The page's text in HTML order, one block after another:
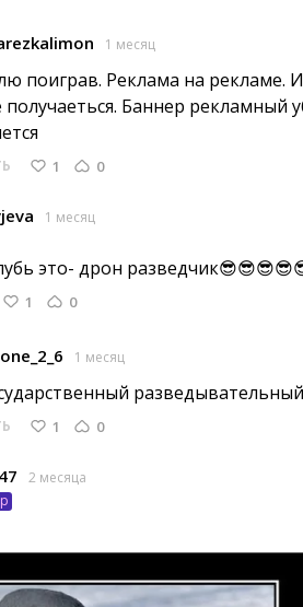
1 месяц
поиграв. Реклама на рекламе.
получаеться. Баннер рекламный
1 0
1 месяц
это- дрон
1 0
1 месяц
1 0
2 месяца